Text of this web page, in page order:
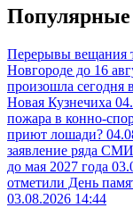
Популярные
Перерывы вещания
Новгороде до 16
произошла
Новая Кузнечиха
пожара в конно-
приют лошади?
заявление ряда СМИ
до мая 2027 года
отметили День
03.08.2026 14:44